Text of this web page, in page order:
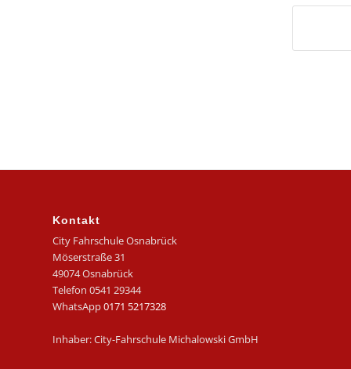
Kontakt
City Fahrschule Osnabrück
Möserstraße 31
49074 Osnabrück
Telefon 0541 29344
WhatsApp0171 5217328
Inhaber: City-Fahrschule Michalowski GmbH